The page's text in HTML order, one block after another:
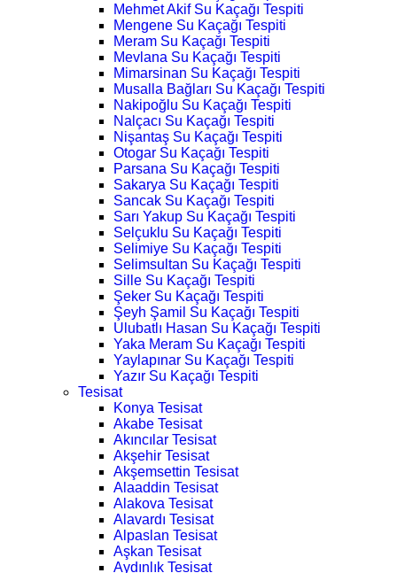
Mehmet Akif Su Kaçağı Tespiti
Mengene Su Kaçağı Tespiti
Meram Su Kaçağı Tespiti
Mevlana Su Kaçağı Tespiti
Mimarsinan Su Kaçağı Tespiti
Musalla Bağları Su Kaçağı Tespiti
Nakipoğlu Su Kaçağı Tespiti
Nalçacı Su Kaçağı Tespiti
Nişantaş Su Kaçağı Tespiti
Otogar Su Kaçağı Tespiti
Parsana Su Kaçağı Tespiti
Sakarya Su Kaçağı Tespiti
Sancak Su Kaçağı Tespiti
Sarı Yakup Su Kaçağı Tespiti
Selçuklu Su Kaçağı Tespiti
Selimiye Su Kaçağı Tespiti
Selimsultan Su Kaçağı Tespiti
Sille Su Kaçağı Tespiti
Şeker Su Kaçağı Tespiti
Şeyh Şamil Su Kaçağı Tespiti
Ulubatlı Hasan Su Kaçağı Tespiti
Yaka Meram Su Kaçağı Tespiti
Yaylapınar Su Kaçağı Tespiti
Yazır Su Kaçağı Tespiti
Tesisat
Konya Tesisat
Akabe Tesisat
Akıncılar Tesisat
Akşehir Tesisat
Akşemsettin Tesisat
Alaaddin Tesisat
Alakova Tesisat
Alavardı Tesisat
Alpaslan Tesisat
Aşkan Tesisat
Aydınlık Tesisat